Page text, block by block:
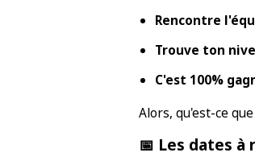
Rencontre
Trouve ton
C'est 100%
Alors, qu'est-ce
📅 Les dates à